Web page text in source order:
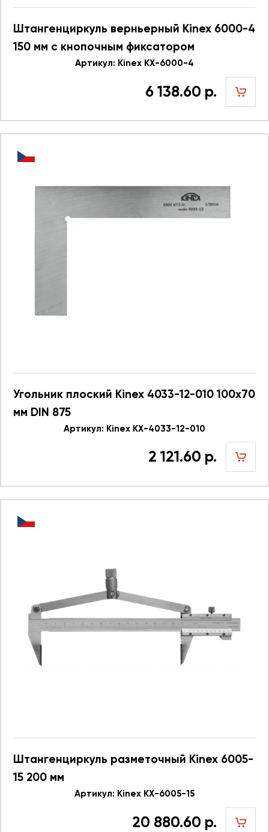
Штангенциркуль верньерный Kinex 6000-4
150 мм с кнопочным фиксатором
Артикул: Kinex KX-6000-4
6 138.60 р.
Угольник плоский Kinex 4033-12-010 100x70
мм DIN 875
Артикул: Kinex KX-4033-12-010
2 121.60 р.
Штангенциркуль разметочный Kinex 6005-
15 200 мм
Артикул: Kinex KX-6005-15
20 880.60 р.